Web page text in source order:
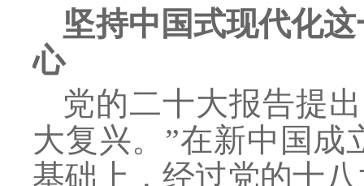
坚持中国式现代化
心
党的二十大报告提
大复兴。”在新中国成
基础上，经过党的十